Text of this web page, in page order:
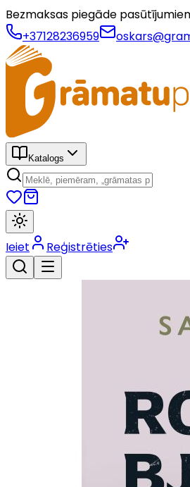
Bezmaksas piegāde
+37128236959
Katalogs
Ieiet Reģistrēties